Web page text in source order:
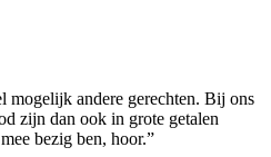
mogelijk andere gerechten. Bij ons
zijn dan ook in grote getalen
bezig ben, hoor.”